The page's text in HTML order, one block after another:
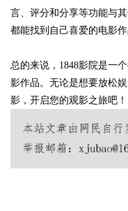
言、评分和分享等功能与
都能找到自己喜爱的电影作
总的来说，1848影院是一
影作品。无论是想要放松
影，开启您的观影之旅吧！